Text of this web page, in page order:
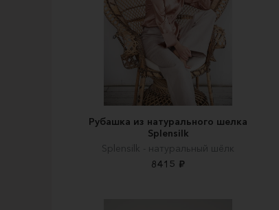
Рубашка из натурального шелка
Splensilk
Splensilk - натуральный шёлк
8415 ₽